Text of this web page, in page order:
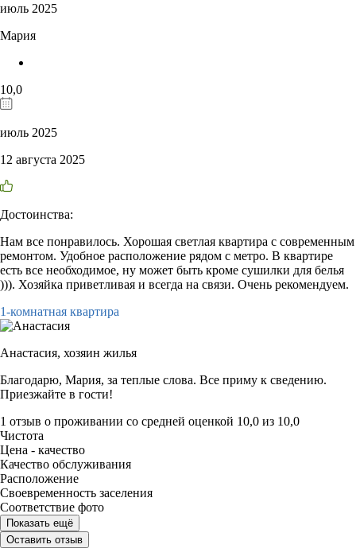
июль 2025
Мария
10,0
июль 2025
12 августа 2025
Достоинства:
Нам все понравилось. Хорошая светлая квартира с современным
ремонтом. Удобное расположение рядом с метро. В квартире
есть все необходимое, ну может быть кроме сушилки для белья
))). Хозяйка приветливая и всегда на связи. Очень рекомендуем.
1-комнатная квартира
Анастасия, хозяин жилья
Благодарю, Мария, за теплые слова. Все приму к сведению.
Приезжайте в гости!
1 отзыв о проживании со средней оценкой 10,0 из 10,0
Чистота
Цена - качество
Качество обслуживания
Расположение
Своевременность заселения
Соответствие фото
Показать ещё
Оставить отзыв